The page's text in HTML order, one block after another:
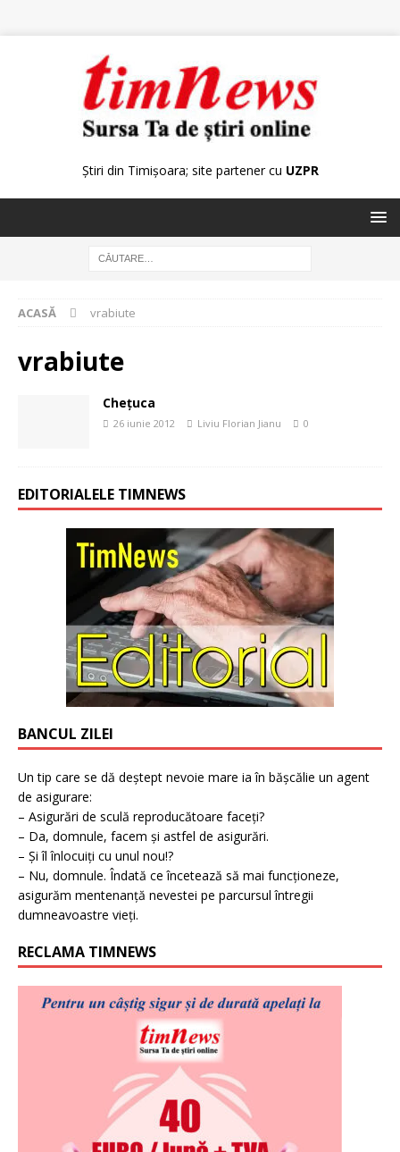
Știri din Timișoara; site partener cu UZPR
ACASĂ vrabiute
vrabiute
Cheţuca
26 iunie 2012 Liviu Florian Jianu 0
EDITORIALELE TIMNEWS
BANCUL ZILEI
Un tip care se dă deștept nevoie mare ia în bășcălie un agent
de asigurare:
– Asigurări de sculă reproducătoare faceți?
– Da, domnule, facem și astfel de asigurări.
– Și îl înlocuiți cu unul nou!?
– Nu, domnule. Îndată ce încetează să mai funcționeze,
asigurăm mentenanță nevestei pe parcursul întregii
dumneavoastre vieți.
RECLAMA TIMNEWS